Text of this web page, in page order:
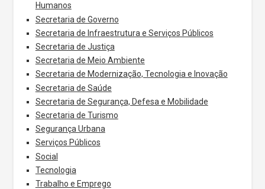
Humanos
Secretaria de Governo
Secretaria de Infraestrutura e Serviços Públicos
Secretaria de Justiça
Secretaria de Meio Ambiente
Secretaria de Modernização, Tecnologia e Inovação
Secretaria de Saúde
Secretaria de Segurança, Defesa e Mobilidade
Secretaria de Turismo
Segurança Urbana
Serviços Públicos
Social
Tecnologia
Trabalho e Emprego